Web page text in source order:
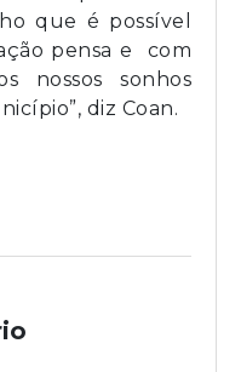
que é possível
pensa e com
nossos sonhos
diz Coan.